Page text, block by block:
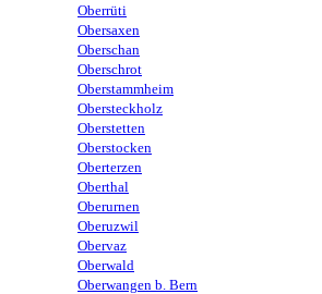
Oberrüti
Obersaxen
Oberschan
Oberschrot
Oberstammheim
Obersteckholz
Oberstetten
Oberstocken
Oberterzen
Oberthal
Oberurnen
Oberuzwil
Obervaz
Oberwald
Oberwangen b. Bern